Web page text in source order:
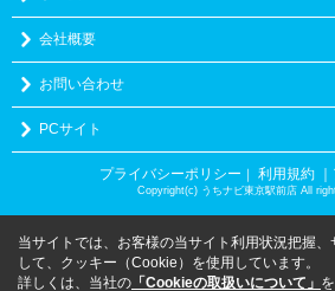
会社概要
お問い合わせ
PCサイト
プライバシーポリシー 利用規約
Copyright(c) うちナビ東京駅前店 All
当サイトでは、お客様の当サイト利用状況把握、
して、クッキー（Cookie）を使用しています。
詳しくは、当社の 「Cookieの取扱いについて」